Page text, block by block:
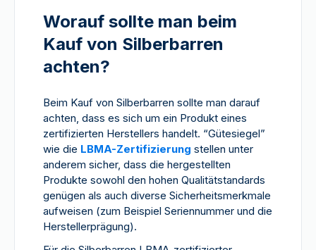
Worauf sollte man beim
Kauf von Silberbarren
achten?
Beim Kauf von Silberbarren sollte man darauf
achten, dass es sich um ein Produkt eines
zertifizierten Herstellers handelt. “Gütesiegel”
wie die LBMA-Zertifizierung stellen unter
anderem sicher, dass die hergestellten
Produkte sowohl den hohen Qualitätstandards
genügen als auch diverse Sicherheitsmerkmale
aufweisen (zum Beispiel Seriennummer und die
Herstellerprägung).